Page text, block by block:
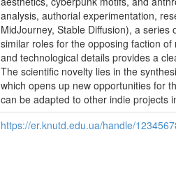
analysis, authorial experimentation,
MidJourney, Stable Diffusion), a
similar roles for the opposing faction
and technological details provides a
The scientific novelty lies in the
which opens up new opportunities for
can be adapted to other indie projects
https://er.knutd.edu.ua/handle/